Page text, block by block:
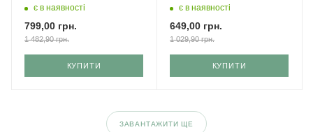
кераміди + крем з SPF 50
є в наявності
799,00 грн.
1 482,90грн.
КУПИТИ
Мініє в наявності
649,00 грн.
1 029,90грн.
КУПИТИ
ЗАВАНТАЖИТИ ЩЕ